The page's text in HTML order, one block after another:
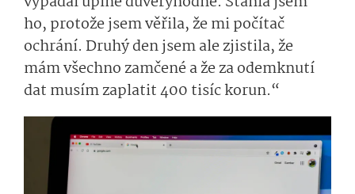
ho, protože jsem věřila, že mi počítač
ochrání. Druhý den jsem ale zjistila, že
mám všechno zamčené a že za odemknutí
dat musím zaplatit 400 tisíc korun.“